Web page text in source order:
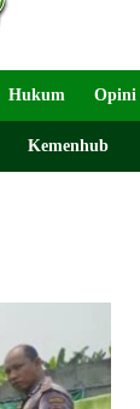
Hukum Opini
Kemenhub